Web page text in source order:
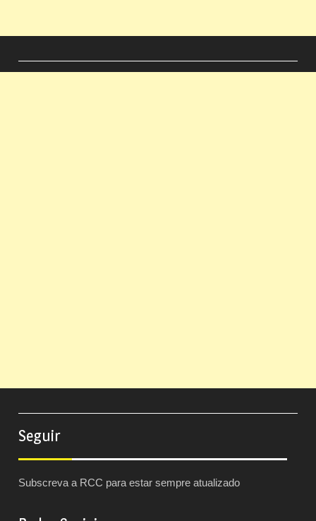
Seguir
Subscreva a RCC para estar sempre atualizado